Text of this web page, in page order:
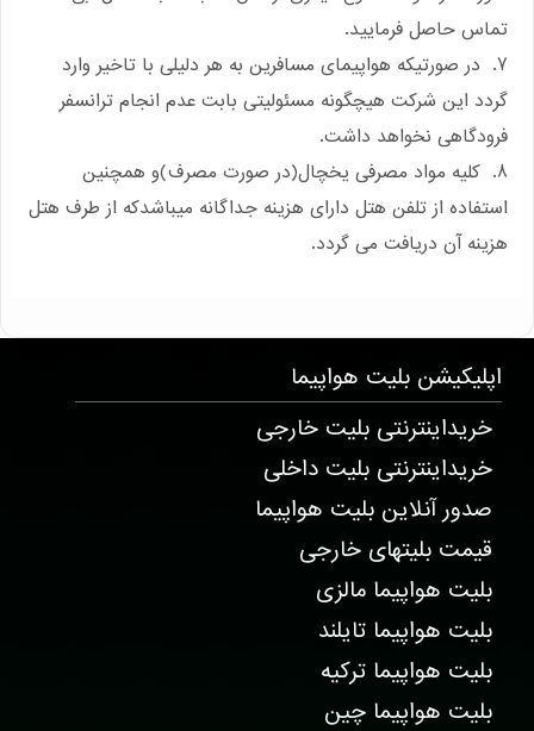
تماس حاصل فرمایید.
7. در صورتیکه هواپیمای مسافرین به هر دلیلی با تاخیر وارد
گردد این شرکت هیچگونه مسئولیتی بابت عدم انجام ترانسفر
فرودگاهی نخواهد داشت.
8. کلیه مواد مصرفی یخچال(در صورت مصرف)و همچنین
استفاده از تلفن هتل دارای هزینه جداگانه میباشدکه از طرف هتل
هزینه آن دریافت می گردد.
اپلیکیشن بلیت هواپیما
خریداینترنتی بلیت خارجی
خریداینترنتی بلیت داخلی
صدور آنلاین بلیت هواپیما
قیمت بلیتهای خارجی
بلیت هواپیما مالزی
بلیت هواپیما تایلند
بلیت هواپیما ترکیه
بلیت هواپیما چین